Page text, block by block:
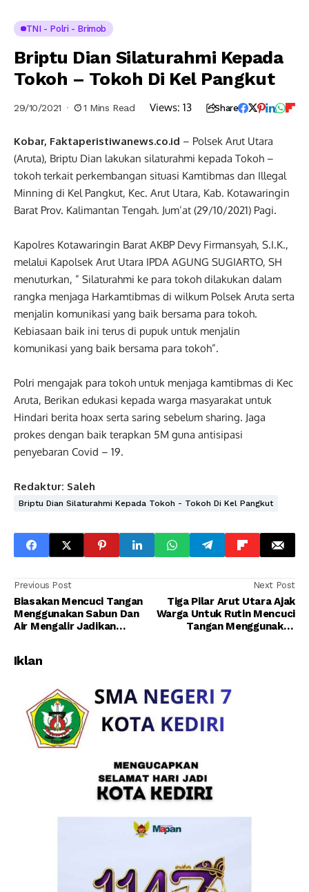
TNI - Polri - Brimob
Briptu Dian Silaturahmi Kepada
Tokoh – Tokoh Di Kel Pangkut
29/10/2021 1 Mins Read Views: 13 Share
Kobar, Faktaperistiwanews.co.id – Polsek Arut Utara
(Aruta), Briptu Dian lakukan silaturahmi kepada Tokoh –
tokoh terkait perkembangan situasi Kamtibmas dan Illegal
Minning di Kel Pangkut, Kec. Arut Utara, Kab. Kotawaringin
Barat Prov. Kalimantan Tengah. Jum’at (29/10/2021) Pagi.
Kapolres Kotawaringin Barat AKBP Devy Firmansyah, S.I.K.,
melalui Kapolsek Arut Utara IPDA AGUNG SUGIARTO, SH
menuturkan, ” Silaturahmi ke para tokoh dilakukan dalam
rangka menjaga Harkamtibmas di wilkum Polsek Aruta serta
menjalin komunikasi yang baik bersama para tokoh.
Kebiasaan baik ini terus di pupuk untuk menjalin
komunikasi yang baik bersama para tokoh”.
Polri mengajak para tokoh untuk menjaga kamtibmas di Kec
Aruta, Berikan edukasi kepada warga masyarakat untuk
Hindari berita hoax serta saring sebelum sharing. Jaga
prokes dengan baik terapkan 5M guna antisipasi
penyebaran Covid – 19.
Redaktur: Saleh
Briptu Dian Silaturahmi Kepada Tokoh - Tokoh Di Kel Pangkut
Previous Post
Biasakan Mencuci Tangan
Menggunakan Sabun Dan
Air Mengalir Jadikan
Next Post
Tiga Pilar Arut Utara Ajak
Warga Untuk Rutin Mencuci
Tangan Menggunakan
Iklan